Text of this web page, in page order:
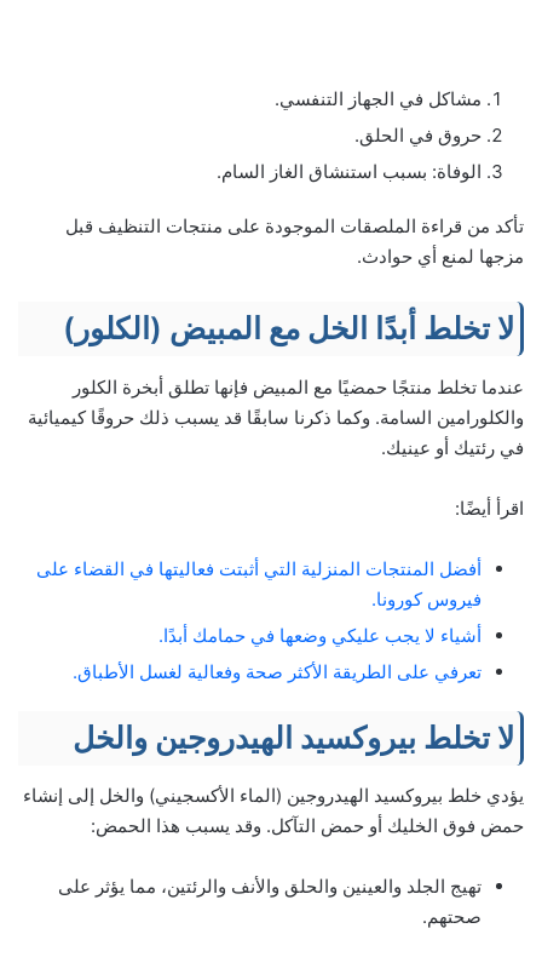
مشاكل في الجهاز التنفسي.
حروق في الحلق.
الوفاة: بسبب استنشاق الغاز السام.
تأكد من قراءة الملصقات الموجودة على منتجات التنظيف قبل
مزجها لمنع أي حوادث.
لا تخلط أبدًا الخل مع المبيض (الكلور)
عندما تخلط منتجًا حمضيًا مع المبيض فإنها تطلق أبخرة الكلور
والكلورامين السامة. وكما ذكرنا سابقًا قد يسبب ذلك حروقًا كيميائية
في رئتيك أو عينيك.
اقرأ أيضًا:
أفضل المنتجات المنزلية التي أثبتت فعاليتها في القضاء على
فيروس كورونا.
أشياء لا يجب عليكي وضعها في حمامك أبدًا.
تعرفي على الطريقة الأكثر صحة وفعالية لغسل الأطباق.
لا تخلط بيروكسيد الهيدروجين والخل
يؤدي خلط بيروكسيد الهيدروجين (الماء الأكسجيني) والخل إلى إنشاء
حمض فوق الخليك أو حمض التآكل. وقد يسبب هذا الحمض:
تهيج الجلد والعينين والحلق والأنف والرئتين، مما يؤثر على
صحتهم.